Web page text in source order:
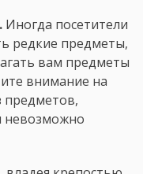
Иногда посетители
редкие предметы,
вам предметы
внимание на
предметов,
невозможно